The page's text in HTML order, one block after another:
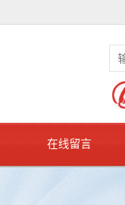
在线留言